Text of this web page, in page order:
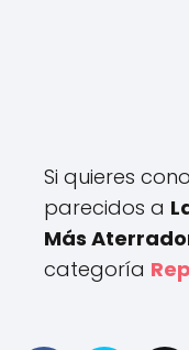
Si quieres
parecidos a
Más
categoría